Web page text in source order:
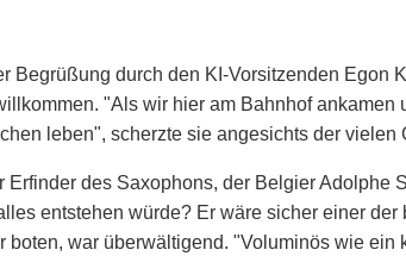
Begrüßung durch den KI-Vorsitzenden
"Als wir hier am Bahnhof
leben", scherzte sie angesichts der vielen
Erfinder des Saxophons, der Belgier Adolphe
entstehen würde? Er wäre sicher einer
boten, war überwältigend. "Voluminös wie